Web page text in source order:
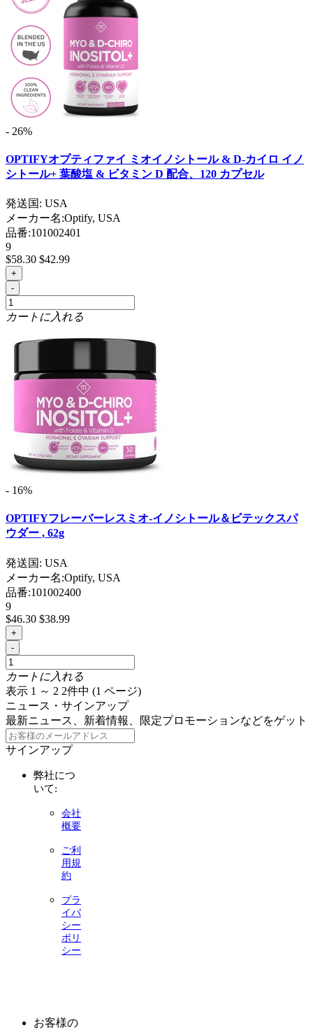
- 26%
OPTIFYオプティファイ ミオイノシトール & D-カイロ イノ
シトール+ 葉酸塩 & ビタミン D 配合、120 カプセル
発送国: USA
メーカー名:Optify, USA
品番:101002401
9
$58.30 $42.99
+
-
カートに入れる
- 16%
OPTIFYフレーバーレスミオ-イノシトール＆ビテックスパ
ウダー , 62g
発送国: USA
メーカー名:Optify, USA
品番:101002400
9
$46.30 $38.99
+
-
カートに入れる
表示 1 ～ 2 2件中 (1 ページ)
ニュース・サインアップ
最新ニュース、新着情報、限定プロモーションなどをゲット
サインアップ
弊社につ
いて:
会社
概要
ご利
用規
約
プラ
イバ
シー
ポリ
シー
お客様の